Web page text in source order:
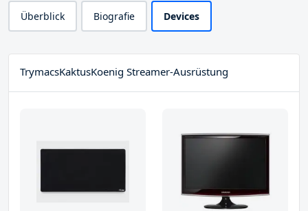
Überblick Biografie Devices
TrymacsKaktusKoenig Streamer-Ausrüstung